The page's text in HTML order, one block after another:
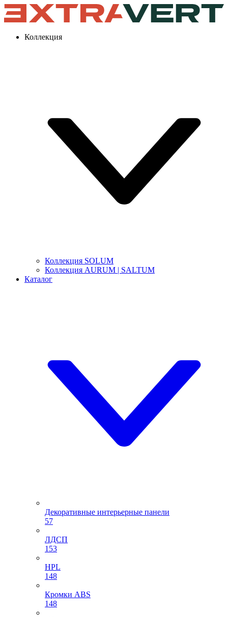
Коллекция
Коллекция SOLUM
Коллекция AURUM | SALTUM
Каталог
Декоративные интерьерные панели
57
ЛДСП
153
HPL
148
Кромки ABS
148